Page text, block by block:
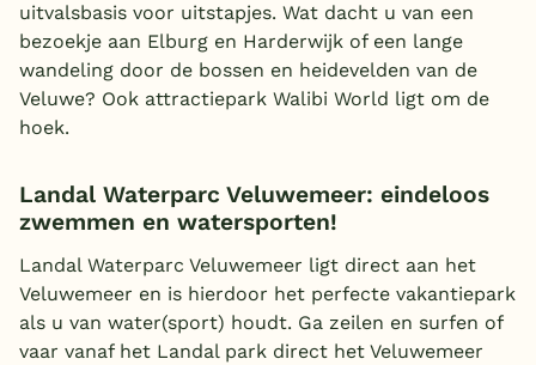
uitvalsbasis voor uitstapjes. Wat dacht u van een
bezoekje aan Elburg en Harderwijk of een lange
wandeling door de bossen en heidevelden van de
Veluwe? Ook attractiepark Walibi World ligt om de
hoek.
Landal Waterparc Veluwemeer: eindeloos
zwemmen en watersporten!
Landal Waterparc Veluwemeer ligt direct aan het
Veluwemeer en is hierdoor het perfecte vakantiepark
als u van water(sport) houdt. Ga zeilen en surfen of
vaar vanaf het Landal park direct het Veluwemeer